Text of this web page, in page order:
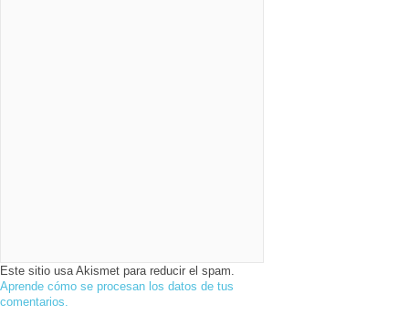
Este sitio usa Akismet para reducir el spam.
Aprende cómo se procesan los datos de tus
comentarios.